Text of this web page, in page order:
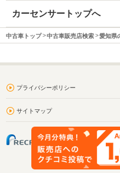
カーセンサートップへ
中古車トップ 中古車販売店検索 愛知県
プライバシーポリシー
サイトマップ